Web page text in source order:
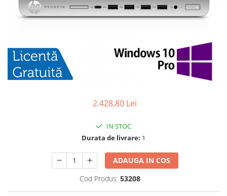
2.428,80 Lei
IN STOC
Durata de livrare: 1
ADAUGA IN COS
Cod Produs: 53208